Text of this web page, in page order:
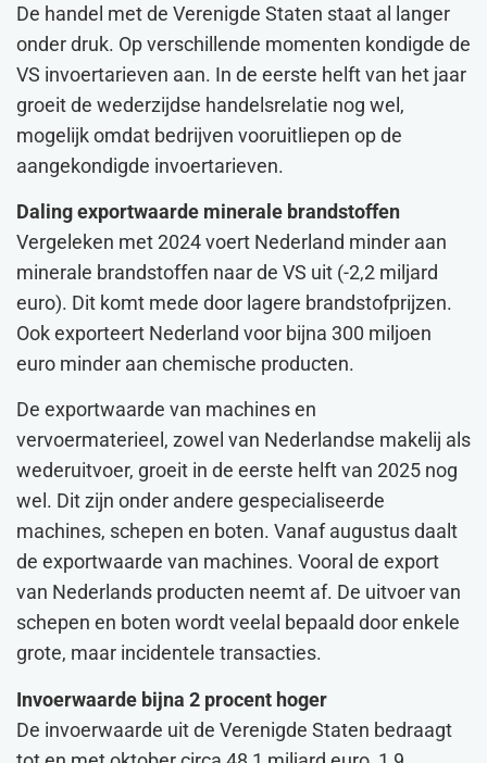
De handel met de Verenigde Staten staat al langer
onder druk. Op verschillende momenten kondigde de
VS invoertarieven aan. In de eerste helft van het jaar
groeit de wederzijdse handelsrelatie nog wel,
mogelijk omdat bedrijven vooruitliepen op de
aangekondigde invoertarieven.
Daling exportwaarde minerale brandstoffen
Vergeleken met 2024 voert Nederland minder aan
minerale brandstoffen naar de VS uit (-2,2 miljard
euro). Dit komt mede door lagere brandstofprijzen.
Ook exporteert Nederland voor bijna 300 miljoen
euro minder aan chemische producten.
De exportwaarde van machines en
vervoermaterieel, zowel van Nederlandse makelij als
wederuitvoer, groeit in de eerste helft van 2025 nog
wel. Dit zijn onder andere gespecialiseerde
machines, schepen en boten. Vanaf augustus daalt
de exportwaarde van machines. Vooral de export
van Nederlands producten neemt af. De uitvoer van
schepen en boten wordt veelal bepaald door enkele
grote, maar incidentele transacties.
Invoerwaarde bijna 2 procent hoger
De invoerwaarde uit de Verenigde Staten bedraagt